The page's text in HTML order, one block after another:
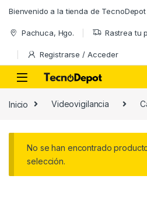
Bienvenido a la tienda de TecnoDepot
Pachuca, Hgo. Rastrea tu
Registrarse / Acceder
Inicio Videovigilancia
No se han encontrado
selección.